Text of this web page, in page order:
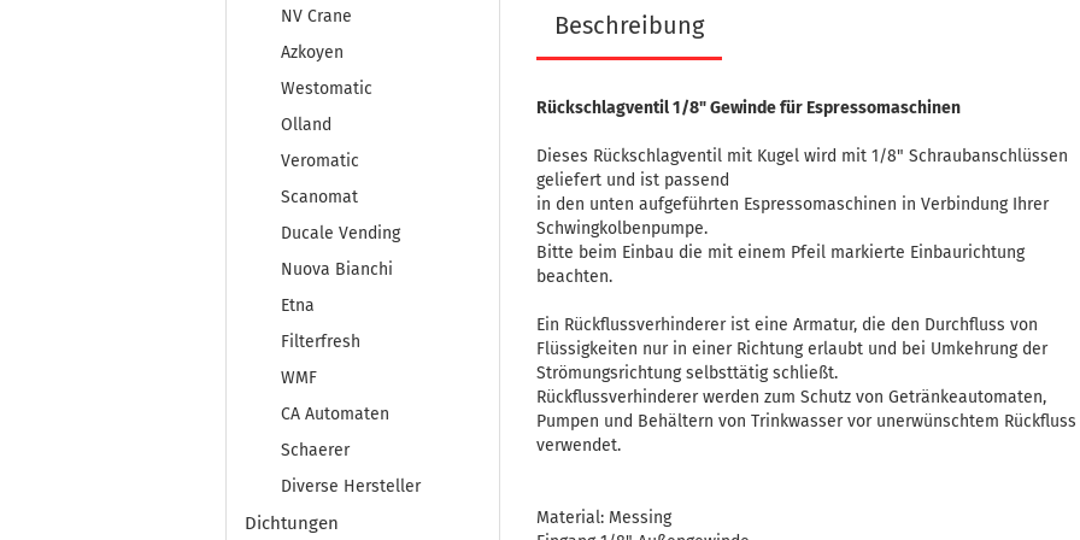
Beschreibung
Rückschlagventil 1/8" Gewinde für Espressomaschinen
Dieses Rückschlagventil mit Kugel wird mit 1/8" Schraubanschlüssen
geliefert und ist passend
in den unten aufgeführten Espressomaschinen in Verbindung Ihrer
Schwingkolbenpumpe.
Bitte beim Einbau die mit einem Pfeil markierte Einbaurichtung
beachten.
Ein Rückflussverhinderer ist eine Armatur, die den Durchfluss von
Flüssigkeiten nur in einer Richtung erlaubt und bei Umkehrung der
Strömungsrichtung selbsttätig schließt.
Rückflussverhinderer werden zum Schutz von Getränkeautomaten,
Pumpen und Behältern von Trinkwasser vor unerwünschtem Rückfluss
verwendet.
Material: Messing
NV Crane
Azkoyen
Westomatic
Olland
Veromatic
Scanomat
Ducale Vending
Nuova Bianchi
Etna
Filterfresh
WMF
CA Automaten
Schaerer
Diverse Hersteller
Dichtungen